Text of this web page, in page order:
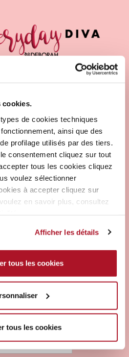
cookies.
de cookies techniques
ainsi que des
profilage utilisés par des tiers.
consentement cliquez sur tout
tous les cookies cliquez
voulez sélectionner
à accepter cliquez sur
en savoir plus, consultez
Afficher les détails
tous les cookies
tous les cookies
options
peuvent
être
page
produit
UP TO
EN
QUI «LIFTE» EN
MAIS